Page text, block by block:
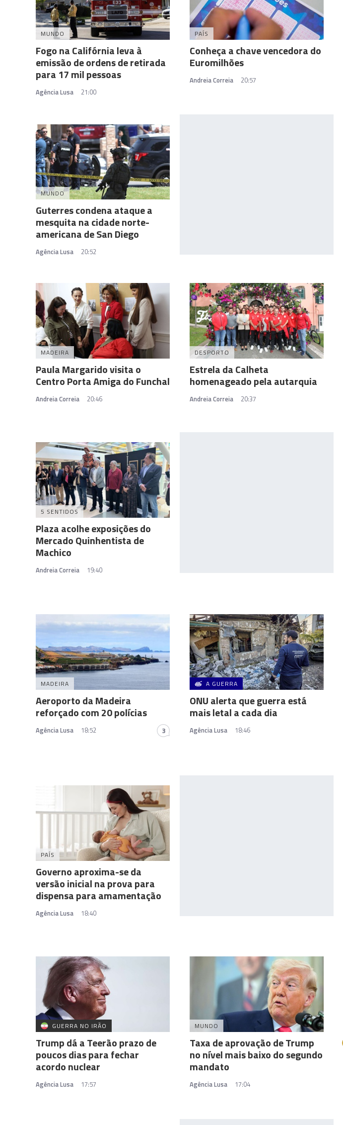
MUNDO
Fogo na Califórnia leva à
emissão de ordens de retirada
para 17 mil pessoas
Agência Lusa 21:00
PAÍS
Conheça a chave vencedora do
Euromilhões
Andreia Correia 20:57
MUNDO
Guterres condena ataque a
mesquita na cidade norte-
americana de San Diego
Agência Lusa 20:52
MADEIRA
Paula Margarido visita o
Centro Porta Amiga do Funchal
Andreia Correia 20:46
DESPORTO
Estrela da Calheta
homenageado pela autarquia
Andreia Correia 20:37
5 SENTIDOS
Plaza acolhe exposições do
Mercado Quinhentista de
Machico
Andreia Correia 19:40
MADEIRA
Aeroporto da Madeira
reforçado com 20 polícias
Agência Lusa 18:52 3
A GUERRA
ONU alerta que guerra está
mais letal a cada dia
Agência Lusa 18:46
PAÍS
Governo aproxima-se da
versão inicial na prova para
dispensa para amamentação
Agência Lusa 18:40
GUERRA NO IRÃO
Trump dá a Teerão prazo de
poucos dias para fechar
acordo nuclear
Agência Lusa 17:57
MUNDO
Taxa de aprovação de Trump
no nível mais baixo do segundo
mandato
Agência Lusa 17:04